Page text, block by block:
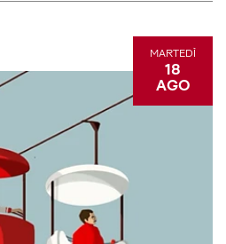
MARTEDÌ
18
AGO